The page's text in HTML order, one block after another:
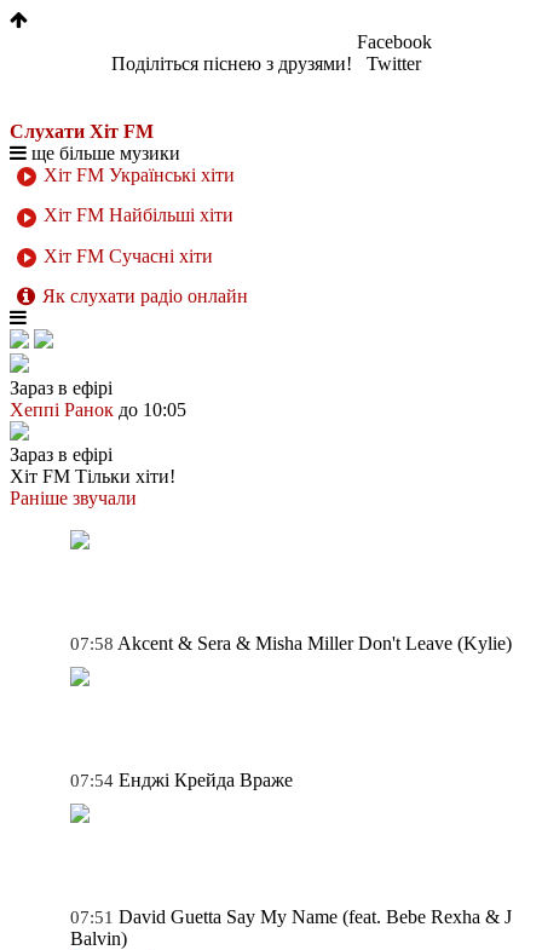
Поділіться піснею з друзями!
Facebook
Twitter
Слухати Хіт FM
ще більше музики
Хіт FM Українські хіти
Хіт FM Найбільші хіти
Хіт FM Сучасні хіти
Як слухати радіо онлайн
Зараз в ефірі
Хеппі Ранок до 10:05
Зараз в ефірі
Хіт FM Тільки хіти!
Раніше звучали
07:58 Akcent & Sera & Misha Miller Don't Leave (Kylie)
07:54 Енджі Крейда Враже
07:51 David Guetta Say My Name (feat. Bebe Rexha & J
Balvin)